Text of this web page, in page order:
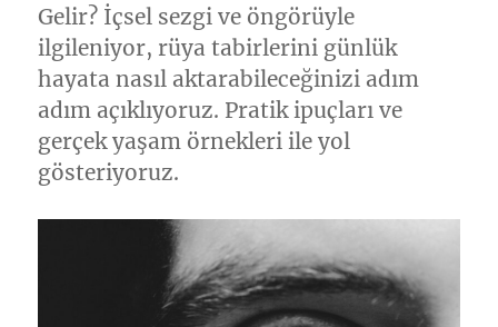
Gelir? İçsel sezgi ve öngörüyle
ilgileniyor, rüya tabirlerini günlük
hayata nasıl aktarabileceğinizi adım
adım açıklıyoruz. Pratik ipuçları ve
gerçek yaşam örnekleri ile yol
gösteriyoruz.